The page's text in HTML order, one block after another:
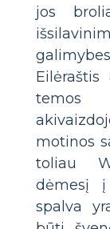
jos
temos
motinos
toliau
dėmesį į
spalva